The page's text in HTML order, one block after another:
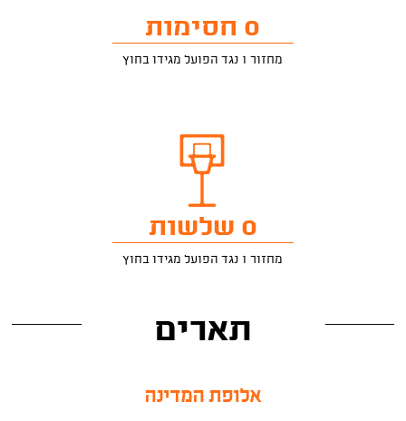
0 חסימות
מחזור 1 נגד הפועל מגידו בחוץ
0 שלשות
מחזור 1 נגד הפועל מגידו בחוץ
תארים
אלופת המדינה